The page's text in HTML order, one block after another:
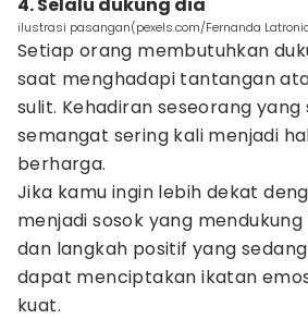
ilustrasi pasangan(pexels.com/Fernanda
Setiap orang membutuhkan
saat menghadapi tantangan
sulit. Kehadiran seseorang
semangat sering kali menjadi
berharga.
Jika kamu ingin lebih dekat
menjadi sosok yang
dan langkah positif yang sedang
dapat menciptakan ikatan
kuat.